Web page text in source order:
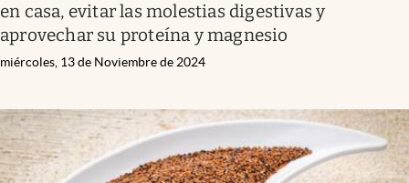
en casa, evitar las molestias digestivas y
aprovechar su proteína y magnesio
miércoles, 13 de Noviembre de 2024